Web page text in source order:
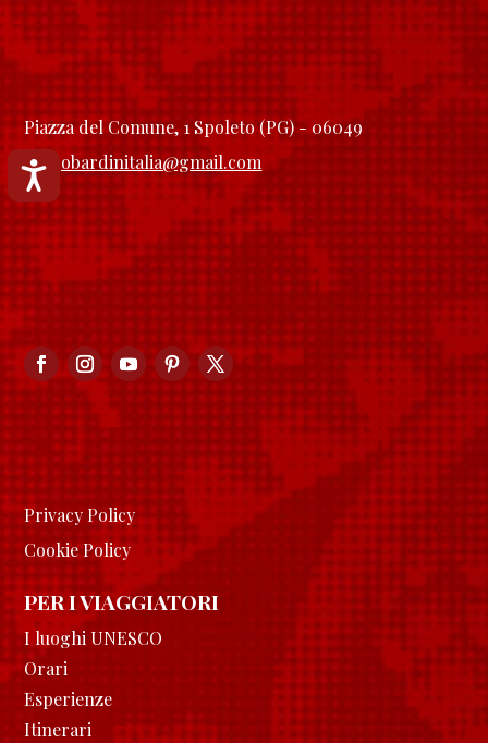
Accessibilità
Piazza del Comune, 1 Spoleto (PG) - 06049
longobardinitalia@gmail.com
Privacy Policy
Cookie Policy
PER I VIAGGIATORI
I luoghi UNESCO
Orari
Esperienze
Itinerari